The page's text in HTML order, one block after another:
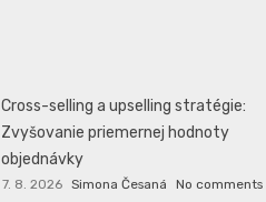
Cross-selling a upselling stratégie:
Zvyšovanie priemernej hodnoty
objednávky
7. 8. 2026 Simona Česaná No comments